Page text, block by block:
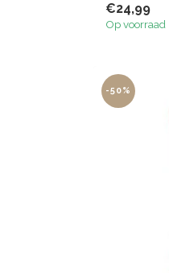
€24,99
Op voorraad
-50%